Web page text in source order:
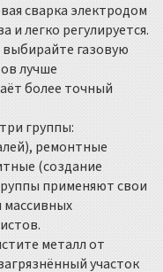
сварка электродом
и легко регулируется.
газовую
лучше
более точный
группы:
ремонтные
(создание
применяют свои
массивных
металл от
участок